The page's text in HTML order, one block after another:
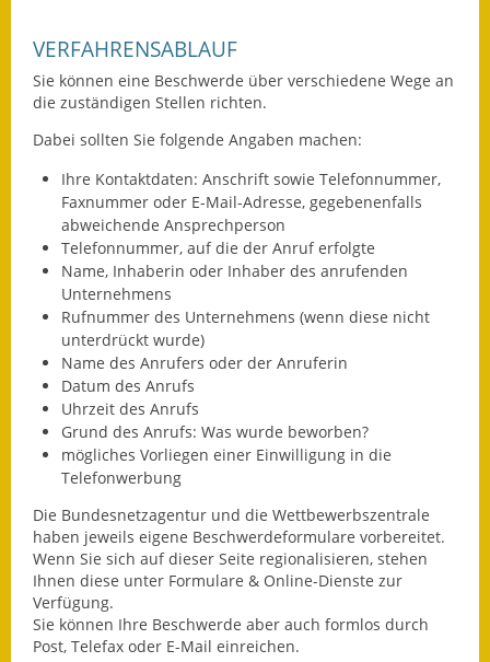
Eröffnungsbilanz
Abwassergebühr
Grundsteuerreform
Haushaltspläne
Mitarbeiter
Ortsrecht
Wahlen
Was erledige ich wo?
VERFAHRENSABLAUF
Sie können eine Beschwerde über verschiedene Wege an
die zuständigen Stellen richten.
Dabei sollten Sie folgende Angaben machen:
Ihre Kontaktdaten: Anschrift sowie Telefonnummer,
Faxnummer oder E-Mail-Adresse, gegebenenfalls
abweichende Ansprechperson
Telefonnummer, auf die der Anruf erfolgte
Name, Inhaberin oder Inhaber des anrufenden
Unternehmens
Rufnummer des Unternehmens (wenn diese nicht
unterdrückt wurde)
Name des Anrufers oder der Anruferin
Datum des Anrufs
Uhrzeit des Anrufs
Grund des Anrufs: Was wurde beworben?
mögliches Vorliegen einer Einwilligung in die
Telefonwerbung
Die Bundesnetzagentur und die Wettbewerbszentrale
haben jeweils eigene Beschwerdeformulare vorbereitet.
Wenn Sie sich auf dieser Seite regionalisieren, stehen
Ihnen diese unter Formulare & Online-Dienste zur
Verfügung.
Sie können Ihre Beschwerde aber auch formlos durch
Post, Telefax oder E-Mail einreichen.